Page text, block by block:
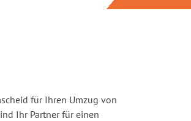
für Ihren Umzug von
Ihr Partner für einen